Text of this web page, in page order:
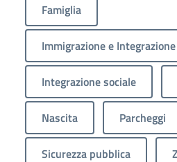
Famiglia
Immigrazione e
Integrazione sociale
Nascita Parcheggi
Sicurezza pubblica